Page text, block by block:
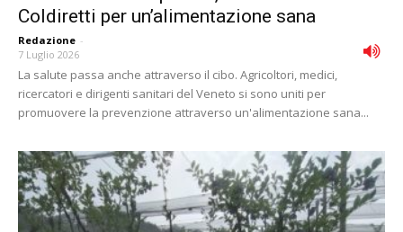
Coldiretti per un’alimentazione sana
Redazione -
7 Luglio 2026
La salute passa anche attraverso il cibo. Agricoltori, medici,
ricercatori e dirigenti sanitari del Veneto si sono uniti per
promuovere la prevenzione attraverso un'alimentazione sana...